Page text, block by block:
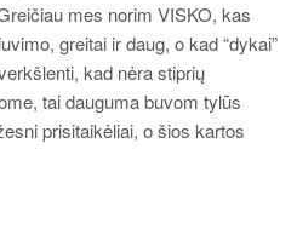
mes norim VISKO, kas
greitai ir daug, o kad “dykai”
kad nėra stiprių
tai dauguma buvom tylūs
prisitaikėliai, o šios kartos